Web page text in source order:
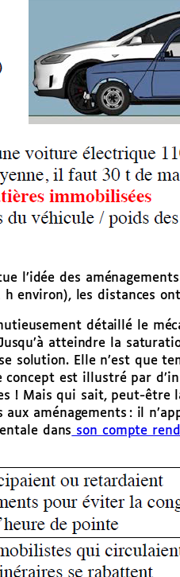
des
environ), les distances
détaillé le
atteindre la
Elle n’est que
est illustré par
! Mais qui sait, peut-
aménagements : il
dans son compte